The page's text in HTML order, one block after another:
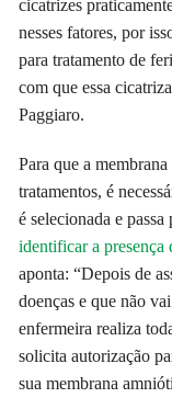
cicatrizes
nesses fatores, por
para tratamento de
com que essa
Paggiaro.
Para que a
tratamentos, é
é selecionada e
identificar a presença
aponta: “Depois de
doenças e que não
enfermeira realiza
solicita autorização
sua membrana